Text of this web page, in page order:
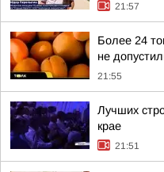
21:57
Более 24
не
21:55
Лучших
крае
21:51